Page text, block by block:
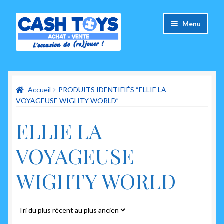
Aller
à
Aller
au
contenu
Menu
Carte Cadeau
Accueil
PRODUITS IDENTIFIÉS “ELLIE LA
VOYAGEUSE WIGHTY WORLD”
ELLIE LA
VOYAGEUSE
WIGHTY WORLD